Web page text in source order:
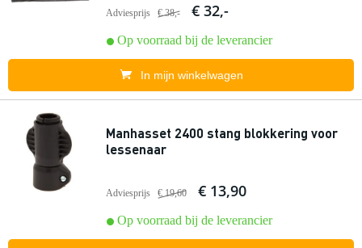
Adviesprijs € 38,- € 32,-
Op voorraad bij de leverancier
In mijn winkelwagen
Manhasset 2400 stang blokkering voor
lessenaar
Adviesprijs € 19,60 € 13,90
Op voorraad bij de leverancier